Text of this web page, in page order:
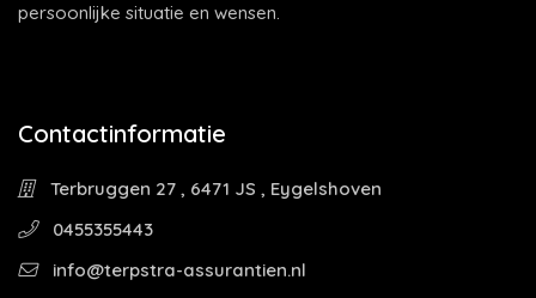
persoonlijke situatie en wensen.
Contactinformatie
Terbruggen 27 , 6471 JS , Eygelshoven
0455355443
info@terpstra-assurantien.nl